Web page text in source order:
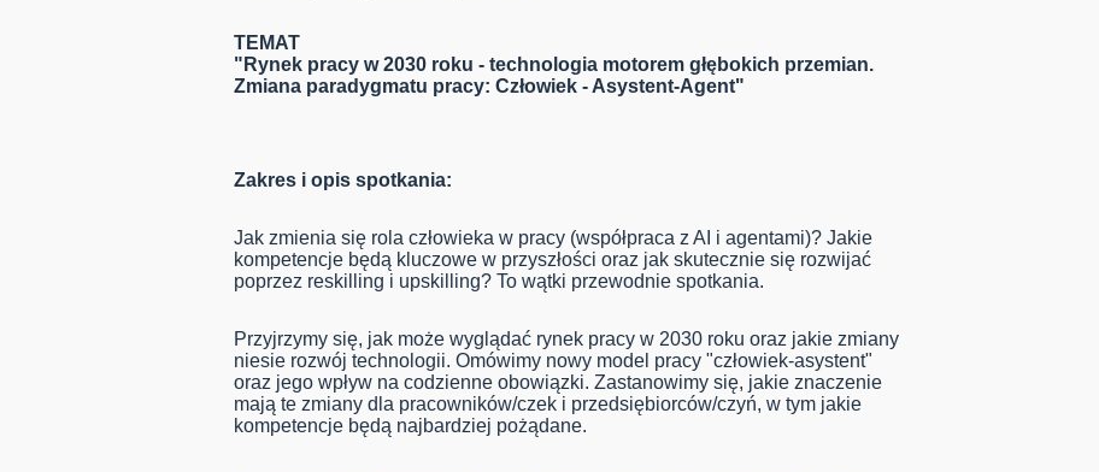
TEMAT
"Rynek pracy w 2030 roku - technologia motorem głębokich przemian.
Zmiana paradygmatu pracy: Człowiek - Asystent-Agent"
Zakres i opis spotkania:
Jak zmienia się rola człowieka w pracy (współpraca z AI i agentami)? Jakie
kompetencje będą kluczowe w przyszłości oraz jak skutecznie się rozwijać
poprzez reskilling i upskilling? To wątki przewodnie spotkania.
Przyjrzymy się, jak może wyglądać rynek pracy w 2030 roku oraz jakie zmiany
niesie rozwój technologii. Omówimy nowy model pracy "człowiek-asystent"
oraz jego wpływ na codzienne obowiązki. Zastanowimy się, jakie znaczenie
mają te zmiany dla pracowników/czek i przedsiębiorców/czyń, w tym jakie
kompetencje będą najbardziej pożądane.